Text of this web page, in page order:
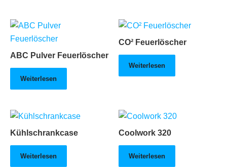
ABC Pulver Feuerlöscher
Weiterlesen
CO² Feuerlöscher
Weiterlesen
Kühlschrankcase
Weiterlesen
Coolwork 320
Weiterlesen